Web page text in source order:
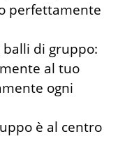
perfettamente
di gruppo:
al tuo
ogni
è al centro